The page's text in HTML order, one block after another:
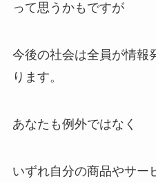
って思うかもですが
今後の社会は全員が情報
ります。
あなたも例外ではなく
いずれ自分の商品やサー